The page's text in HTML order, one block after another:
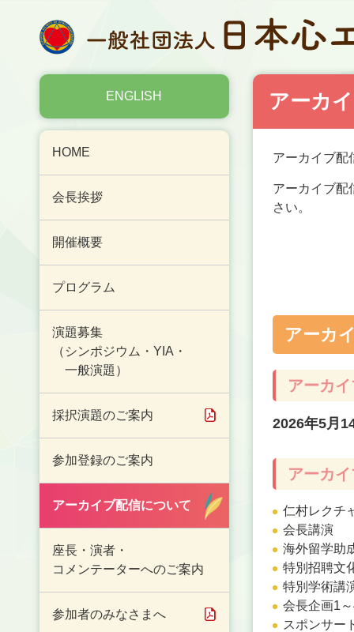
ENGLISH
HOME
会長挨拶
開催概要
プログラム
演題募集
（シンポジウム・YIA・
一般演題）
採択演題のご案内
参加登録のご案内
アーカイブ配信について
座長・演者・
コメンテーターへのご案内
参加者のみなさまへ
アーカ
アーカイブ配
アーカイブ配
さい。
アーカ
アーカ
2026年5月
アーカ
仁村レクチ
会長講演
海外留学助
特別招聘文
特別学術講
会長企画1
スポンサー